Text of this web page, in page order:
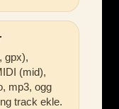
gpx),
(mid),
mp3, ogg
track ekle.